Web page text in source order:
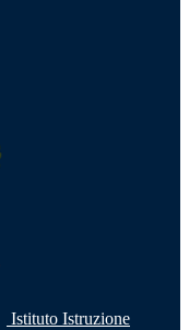
Istituto Istruzione